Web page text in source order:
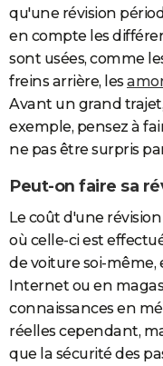
qu'une révision
en compte les
sont usées, comme
freins arrière, les
Avant un grand
exemple, pensez à
ne pas être surpris
Peut-on faire sa
Le coût d'une
où celle-ci est
de voiture soi-
Internet ou en
connaissances en
réelles cependant,
que la sécurité des